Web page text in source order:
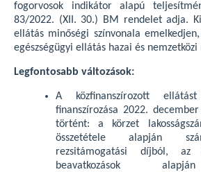
fogorvosok indikátor alapú
83/2022. (XII. 30.) BM rendelet adja.
ellátás minőségi színvonala
egészségügyi ellátás hazai és
Legfontosabb változások:
A közfinanszírozott
finanszírozása 2022.
történt: a körzet
összetétele alapján
rezsitámogatási díjból, az
beavatkozások